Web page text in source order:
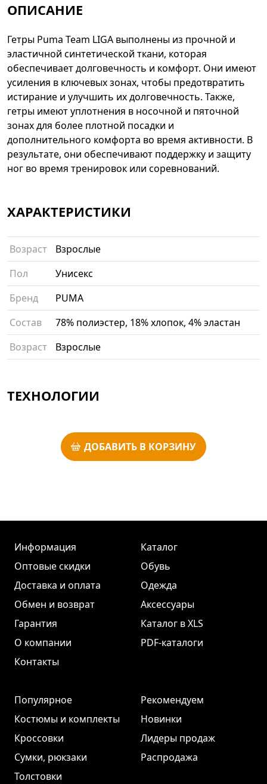
ОПИСАНИЕ
Гетры Puma Team LIGA выполнены из прочной и
эластичной синтетической ткани, которая
обеспечивает долговечность и комфорт. Они имеют
усиления в ключевых зонах, чтобы предотвратить
истирание и улучшить их долговечность. Также,
гетры имеют уплотнения в носочной и пяточной
зонах для более плотной посадки и
дополнительного комфорта во время активности. В
результате, они обеспечивают поддержку и защиту
ног во время тренировок или соревнований.
ХАРАКТЕРИСТИКИ
Возраст
Взрослые
Пол
Унисекс
Бренд
PUMA
Состав
78% полиэстер, 18% хлопок, 4% эластан
Возраст
Взрослые
ТЕХНОЛОГИИ
ДОБАВИТЬ В КОРЗИНУ
Информация
Оптовые скидки
Доставка и оплата
Обмен и возврат
Гарантия
О компании
Контакты
Каталог
Обувь
Одежда
Аксессуары
Каталог в XLS
PDF-каталоги
Популярное
Костюмы и комплекты
Кроссовки
Сумки, рюкзаки
Толстовки
Рекомендуем
Новинки
Лидеры продаж
Распродажа